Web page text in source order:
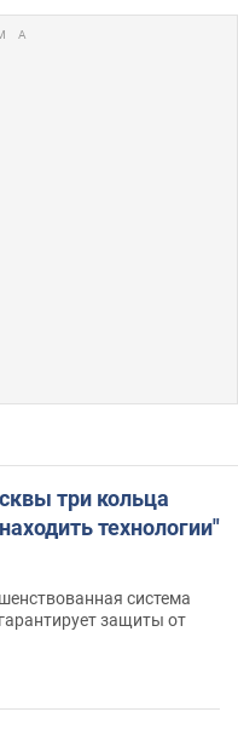
три кольца
технологии"
система
защиты от